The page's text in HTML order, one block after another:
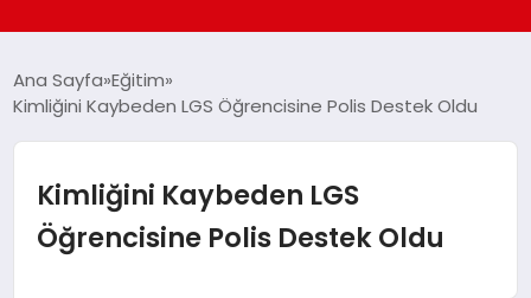
DÜNYA
Ana Sayfa Eğitim
Kimliğini Kaybeden LGS Öğrencisine Polis Destek Oldu
Kimliğini Kaybeden LGS
Öğrencisine Polis Destek Oldu